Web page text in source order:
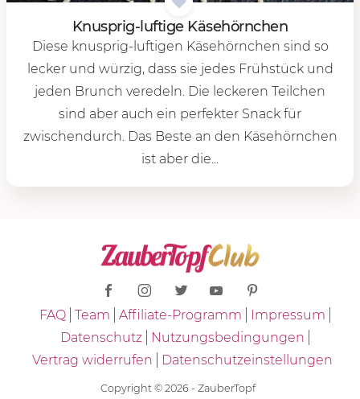
Knusp­rig-luf­ti­ge Kä­sehörn­chen
Diese knusprig-luftigen Käsehörnchen sind so
lecker und würzig, dass sie jedes Frühstück und
jeden Brunch veredeln. Die leckeren Teilchen
sind aber auch ein perfekter Snack für
zwischendurch. Das Beste an den Käsehörnchen
ist aber die...
FAQ Team Affiliate-Programm
Impressum
Datenschutz
Nutzungsbedingungen
Vertrag widerrufen
Datenschutzeinstellungen
Copyright © 2026 - ZauberTopf